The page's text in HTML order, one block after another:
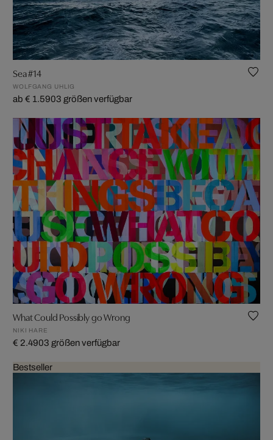
Sea #14
WOLFGANG UHLIG
ab € 1.5903 größen verfügbar
What Could Possibly go Wrong
NIKI HARE
€ 2.4903 größen verfügbar
Bestseller